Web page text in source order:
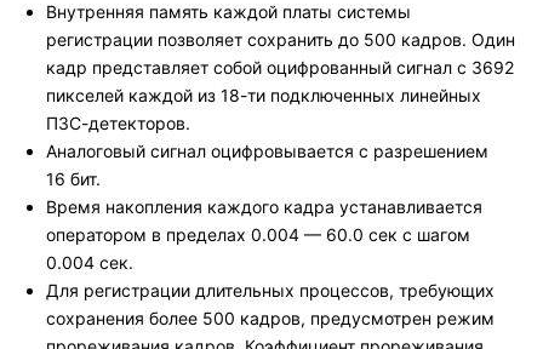
Внутренняя память каждой платы системы
регистрации позволяет сохранить до 500 кадров. Один
кадр представляет собой оцифрованный сигнал с 3692
пикселей каждой из 18-ти подключенных линейных
ПЗС-детекторов.
Аналоговый сигнал оцифровывается с разрешением
16 бит.
Время накопления каждого кадра устанавливается
оператором в пределах 0.004 — 60.0 сек с шагом
0.004 сек.
Для регистрации длительных процессов, требующих
сохранения более 500 кадров, предусмотрен режим